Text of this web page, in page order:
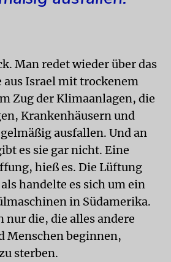
Man redet wieder über das
aus Israel mit trockenem
Zug der Klimaanlagen, die
Krankenhäusern und
ausfallen. Und an
es sie gar nicht. Eine
hieß es. Die Lüftung
handelte es sich um ein
in Südamerika.
nur die, die alles andere
Menschen beginnen,
sterben.